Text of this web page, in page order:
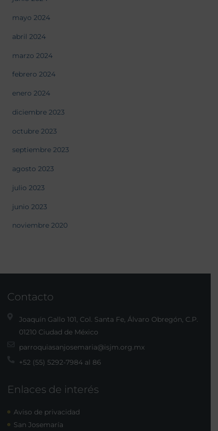
mayo 2024
abril 2024
marzo 2024
febrero 2024
enero 2024
diciembre 2023
octubre 2023
septiembre 2023
agosto 2023
julio 2023
junio 2023
noviembre 2020
Contacto
Joaquín Gallo 101, Col. Santa Fe, Álvaro Obregón, C.P.
01210 Ciudad de México
parroquiasanjosemaria@isjm.org.mx
+52 (55) 5292-7984 al 86
Enlaces de interés
Aviso de privacidad
San Josemaría